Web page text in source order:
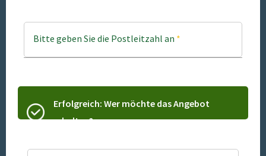
Bitte geben Sie die Postleitzahl an *
Erfolgreich: Wer möchte das Angebot
erhalten?